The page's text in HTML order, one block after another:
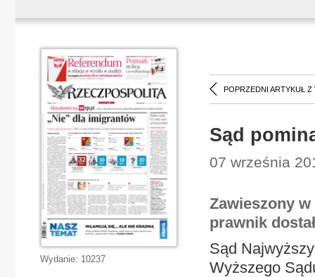
POPRZEDNI ARTYKUŁ Z
Sąd
07 września
Zawieszony
prawnik
Sąd
Wyższego
Wydanie: 10237